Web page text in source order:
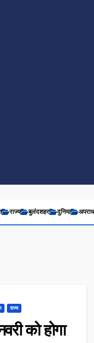
राज्य बुलंदशहर दुनिया अपराध
राज्य
को होगा